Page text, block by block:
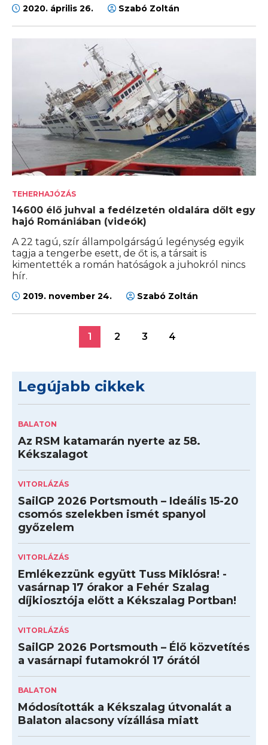
2020. április 26. Szabó Zoltán
TEHERHAJÓZÁS
14600 élő juhval a fedélzetén oldalára dőlt egy
hajó Romániában (videók)
A 22 tagú, szír állampolgárságú legénység egyik
tagja a tengerbe esett, de őt is, a társait is
kimentették a román hatóságok a juhokról nincs
hír.
2019. november 24. Szabó Zoltán
1 2 3 4
Legújabb cikkek
BALATON
Az RSM katamarán nyerte az 58.
Kékszalagot
VITORLÁZÁS
SailGP 2026 Portsmouth – Ideális 15-20
csomós szelekben ismét spanyol
győzelem
VITORLÁZÁS
Emlékezzünk együtt Tuss Miklósra! -
vasárnap 17 órakor a Fehér Szalag
díjkiosztója előtt a Kékszalag Portban!
VITORLÁZÁS
SailGP 2026 Portsmouth – Élő közvetítés
a vasárnapi futamokról 17 órától
BALATON
Módosították a Kékszalag útvonalát a
Balaton alacsony vízállása miatt